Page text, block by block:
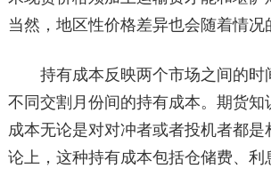
当然，地区性价格差异也会随着情况
持有成本反映两个市场之间的时
不同交割月份间的持有成本。期货知
成本无论是对对冲者或者投机者都是
论上，这种持有成本包括仓储费、利